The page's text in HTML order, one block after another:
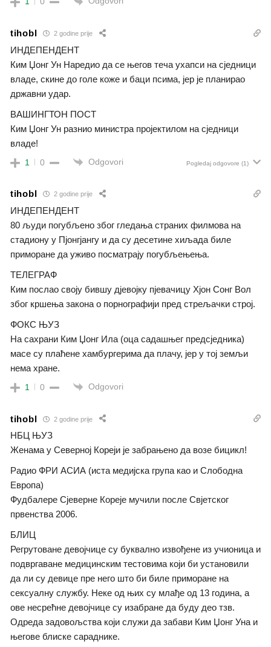
tihobl 2 godine prije
ИНДЕПЕНДЕНТ
Ким Џонг Ун Наредио да се његов теча ухапси на сједници
владе, скине до голе коже и баци псима, јер је планирао
државни удар.
ВАШИНГТОН ПОСТ
Ким Џонг Ун разнио министра пројектилом на сjeдници
владе!
1 0 Odgovori Pogledaj odgovore (1)
tihobl 2 godine prije
ИНДЕПЕНДЕНТ
80 људи погубљено због гледања страних филмова на
стадиону у Пјонгјангу и да су десетине хиљада биле
приморане да уживо посматрају погубљењења.
ТЕЛЕГРАФ
Ким послао своју бившу дјевојку пјевачицу Хјон Сонг Вол
због кршења закона о порнографији пред стрељачки строј.
ФОКС ЊУЗ
На сахрани Ким Џонг Ила (оца садашњег предсједника)
масе су плаћене хамбургерима да плачу, јер у тој земљи
нема хране.
1 0 Odgovori
tihobl 2 godine prije
НБЦ ЊУЗ
Женама у Северној Кореји је забрањено да возе бицикл!
Радио ФРИ АСИА (иста медијска група као и Слободна
Европа)
Фудбалере Сјеверне Кореје мучили после Свјетског
првенства 2006.
БЛИЦ
Регрутоване девојчице су буквално извођене из учионица и
подвргаване медицинским тестовима који би установили
да ли су девице пре него што би биле приморане на
сексуалну службу. Неке од њих су млађе од 13 година, а
ове несрећне девојчице су изабране да буду део тзв.
Одреда задовољства који служи да забави Ким Џонг Уна и
његове блиске сараднике.